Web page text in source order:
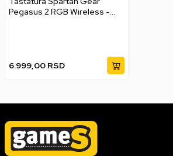
Pegasus 2 RGB Wireless -
6.999,00 RSD